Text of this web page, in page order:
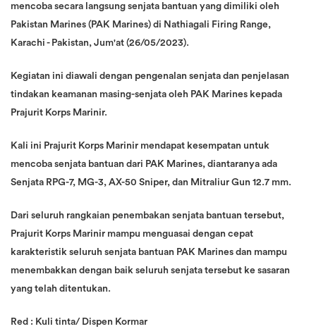
mencoba secara langsung senjata bantuan yang dimiliki oleh
Pakistan Marines (PAK Marines) di Nathiagali Firing Range,
Karachi - Pakistan, Jum'at (26/05/2023).
Kegiatan ini diawali dengan pengenalan senjata dan penjelasan
tindakan keamanan masing-senjata oleh PAK Marines kepada
Prajurit Korps Marinir.
Kali ini Prajurit Korps Marinir mendapat kesempatan untuk
mencoba senjata bantuan dari PAK Marines, diantaranya ada
Senjata RPG-7, MG-3, AX-50 Sniper, dan Mitraliur Gun 12.7 mm.
Dari seluruh rangkaian penembakan senjata bantuan tersebut,
Prajurit Korps Marinir mampu menguasai dengan cepat
karakteristik seluruh senjata bantuan PAK Marines dan mampu
menembakkan dengan baik seluruh senjata tersebut ke sasaran
yang telah ditentukan.
Red : Kuli tinta/ Dispen Kormar